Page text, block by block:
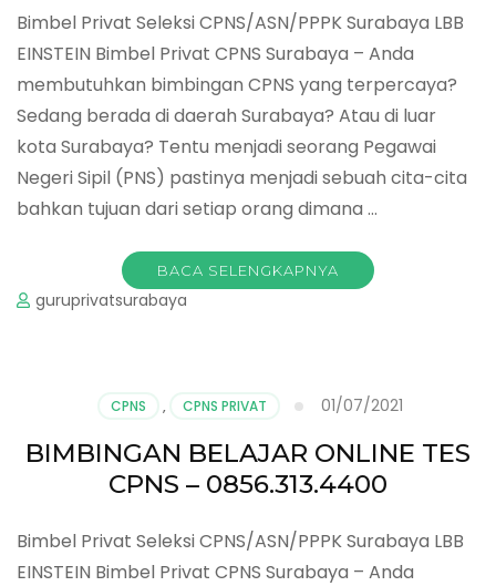
Bimbel Privat Seleksi CPNS/ASN/PPPK Surabaya LBB
EINSTEIN Bimbel Privat CPNS Surabaya – Anda
membutuhkan bimbingan CPNS yang terpercaya?
Sedang berada di daerah Surabaya? Atau di luar
kota Surabaya? Tentu menjadi seorang Pegawai
Negeri Sipil (PNS) pastinya menjadi sebuah cita-cita
bahkan tujuan dari setiap orang dimana …
BACA SELENGKAPNYA
guruprivatsurabaya
CPNS , CPNS PRIVAT 01/07/2021
BIMBINGAN BELAJAR ONLINE TES
CPNS – 0856.313.4400
Bimbel Privat Seleksi CPNS/ASN/PPPK Surabaya LBB
EINSTEIN Bimbel Privat CPNS Surabaya – Anda